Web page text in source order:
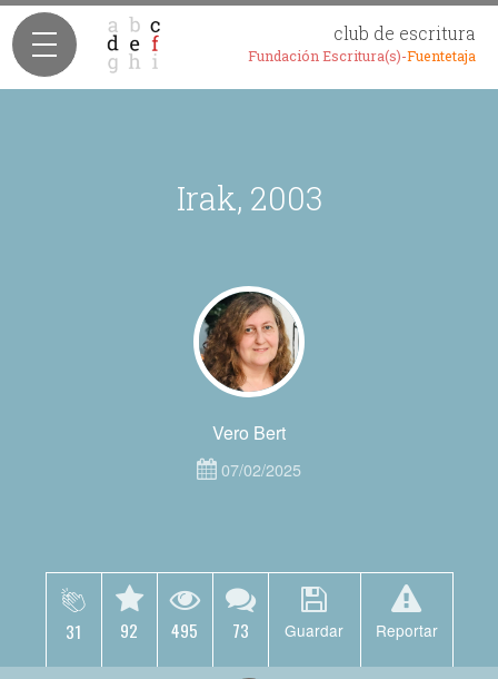
club de escritura
Fundación Escritura(s)-Fuentetaja
Irak, 2003
Vero Bert
07/02/2025
31 92 495 73 Guardar Reportar